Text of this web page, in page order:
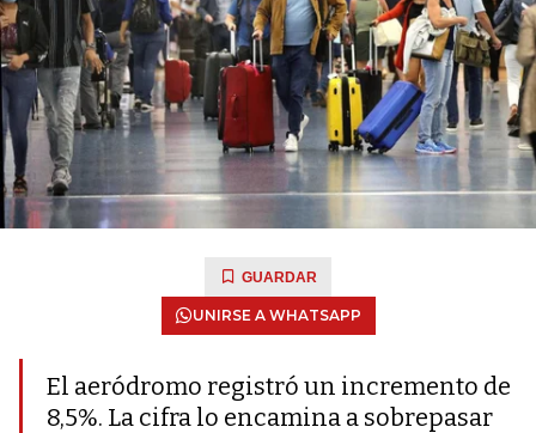
GUARDAR
UNIRSE A WHATSAPP
El aeródromo registró un incremento de
8,5%. La cifra lo encamina a sobrepasar